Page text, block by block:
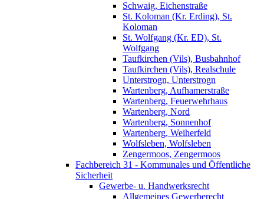
Schwaig, Eichenstraße
St. Koloman (Kr. Erding), St.
Koloman
St. Wolfgang (Kr. ED), St.
Wolfgang
Taufkirchen (Vils), Busbahnhof
Taufkirchen (Vils), Realschule
Unterstrogn, Unterstrogn
Wartenberg, Aufhamerstraße
Wartenberg, Feuerwehrhaus
Wartenberg, Nord
Wartenberg, Sonnenhof
Wartenberg, Weiherfeld
Wolfsleben, Wolfsleben
Zengermoos, Zengermoos
Fachbereich 31 - Kommunales und Öffentliche
Sicherheit
Gewerbe- u. Handwerksrecht
Allgemeines Gewerberecht